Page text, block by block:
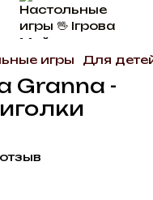
игры Для
Granna -